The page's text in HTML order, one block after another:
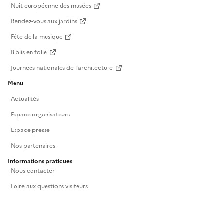
Nuit européenne des musées
Rendez-vous aux jardins
Fête de la musique
Biblis en folie
Journées nationales de l'architecture
Menu
Actualités
Espace organisateurs
Espace presse
Nos partenaires
Informations pratiques
Nous contacter
Foire aux questions visiteurs